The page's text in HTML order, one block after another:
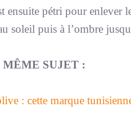
ensuite pétri pour enlever
soleil puis à l’ombre
MÊME SUJET :
: cette marque